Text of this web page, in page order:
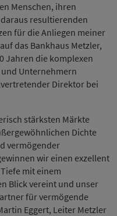
Menschen, ihren
resultierenden
für die Anliegen meiner
das Bankhaus Metzler,
Jahren die komplexen
Unternehmern
Direktor bei
stärksten Märkte
Dichte
vermögender
wir einen exzellent
mit einem
Blick vereint und unser
für vermögende
Eggert, Leiter Metzler